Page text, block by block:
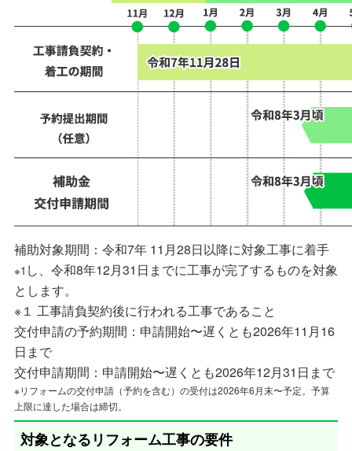
補助対象期間：令和7年 11月28日以降に対象工事に着手
※1 し、令和8年12月31日までに工事が完了するものを対象
とします。
※１ 工事請負契約後に行われる工事であること
交付申請の予約期間：申請開始〜遅くとも2026年11月16
日まで
交付申請期間：申請開始〜遅くとも2026年12月31日まで
※リフォームの交付申請（予約を含む）の受付は2026年6月末〜予定。予算
上限に達した場合は締切。
対象となるリフォーム工事の要件